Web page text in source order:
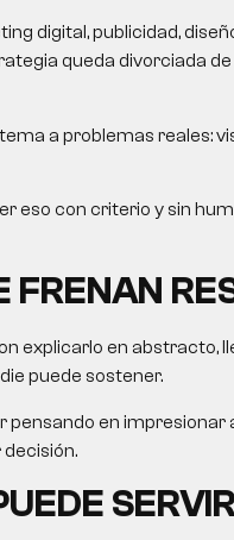
digital, publicidad,
queda divorciada
a problemas reales:
eso con criterio y sin
FRENAN
explicarlo en abstracto,
puede sostener.
pensando en